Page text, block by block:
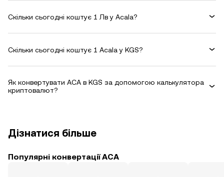
Скільки сьогодні коштує 1 Лв у Acala?
Скільки сьогодні коштує 1 Acala у KGS?
Як конвертувати ACA в KGS за допомогою калькулятора
криптовалют?
Дізнатися більше
Популярні конвертації ACA